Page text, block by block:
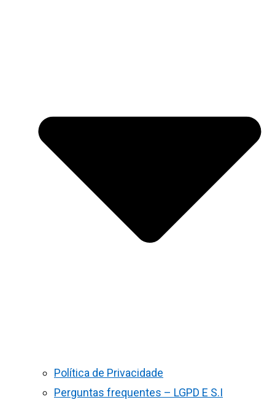
Política de Privacidade
Perguntas frequentes – LGPD E S.I